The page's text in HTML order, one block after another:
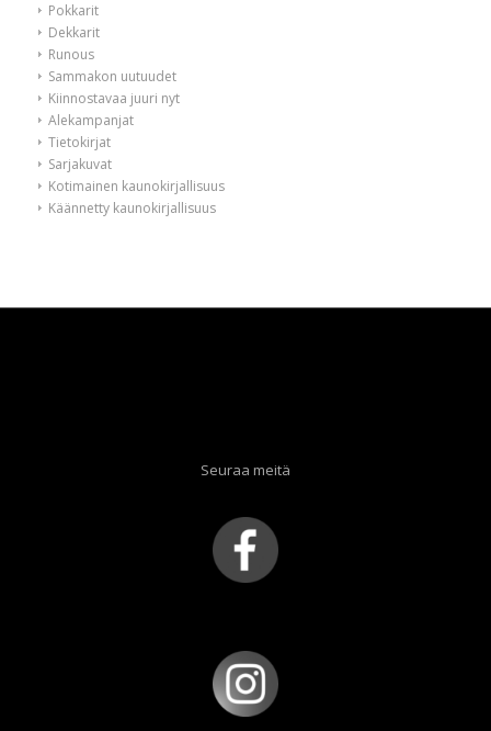
Pokkarit
Dekkarit
Runous
Sammakon uutuudet
Kiinnostavaa juuri nyt
Alekampanjat
Tietokirjat
Sarjakuvat
Kotimainen kaunokirjallisuus
Käännetty kaunokirjallisuus
Seuraa meitä